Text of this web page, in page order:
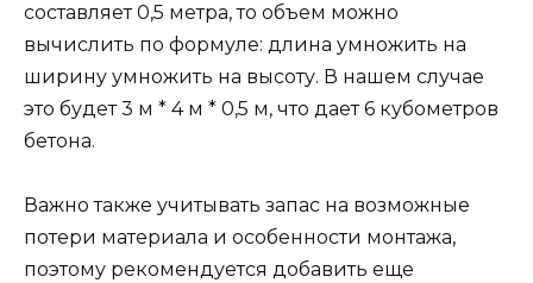
составляет 0,5 метра, то объем можно
вычислить по формуле: длина умножить на
ширину умножить на высоту. В нашем случае
это будет 3 м * 4 м * 0,5 м, что дает 6 кубометров
бетона.
Важно также учитывать запас на возможные
потери материала и особенности монтажа,
поэтому рекомендуется добавить еще